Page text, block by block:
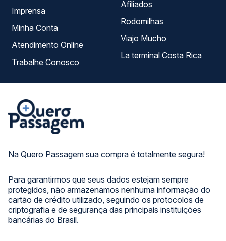
Na Quero Passagem sua compra é totalmente segura!
Para garantirmos que seus dados estejam sempre
protegidos, não armazenamos nenhuma informação do
cartão de crédito utilizado, seguindo os protocolos de
criptografia e de segurança das principais instituições
bancárias do Brasil.
Imprensa
Minha Conta
Atendimento Online
Trabalhe Conosco
Afiliados
Rodomilhas
Viajo Mucho
La terminal Costa Rica